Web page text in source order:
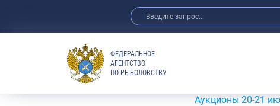
Анонсы
ФЕДЕРАЛЬНОЕ
АГЕНТСТВО
ПО РЫБОЛОВСТВУ
Аукционы 20-21 июля 2026 г.